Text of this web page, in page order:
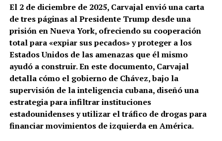
El 2 de diciembre de 2025, Carvajal envió una carta
de tres páginas al Presidente Trump desde una
prisión en Nueva York, ofreciendo su cooperación
total para «expiar sus pecados» y proteger a los
Estados Unidos de las amenazas que él mismo
ayudó a construir. En este documento, Carvajal
detalla cómo el gobierno de Chávez, bajo la
supervisión de la inteligencia cubana, diseñó una
estrategia para infiltrar instituciones
estadounidenses y utilizar el tráfico de drogas para
financiar movimientos de izquierda en América.